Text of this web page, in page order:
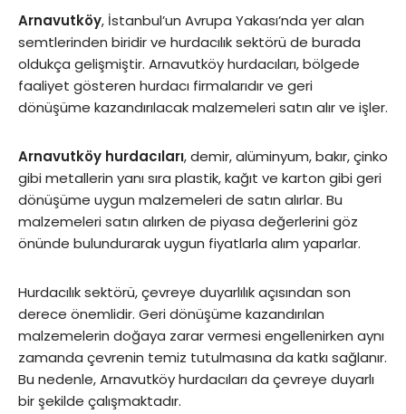
Arnavutköy, İstanbul’un Avrupa Yakası’nda yer alan
semtlerinden biridir ve hurdacılık sektörü de burada
oldukça gelişmiştir. Arnavutköy hurdacıları, bölgede
faaliyet gösteren hurdacı firmalarıdır ve geri
dönüşüme kazandırılacak malzemeleri satın alır ve işler.
Arnavutköy hurdacıları, demir, alüminyum, bakır, çinko
gibi metallerin yanı sıra plastik, kağıt ve karton gibi geri
dönüşüme uygun malzemeleri de satın alırlar. Bu
malzemeleri satın alırken de piyasa değerlerini göz
önünde bulundurarak uygun fiyatlarla alım yaparlar.
Hurdacılık sektörü, çevreye duyarlılık açısından son
derece önemlidir. Geri dönüşüme kazandırılan
malzemelerin doğaya zarar vermesi engellenirken aynı
zamanda çevrenin temiz tutulmasına da katkı sağlanır.
Bu nedenle, Arnavutköy hurdacıları da çevreye duyarlı
bir şekilde çalışmaktadır.